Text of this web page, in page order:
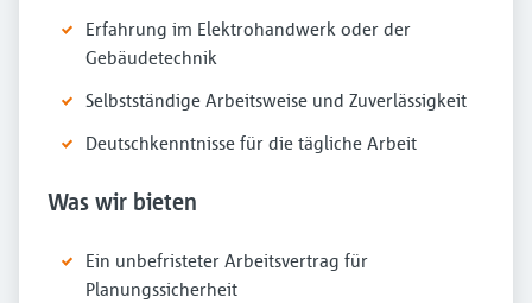
Erfahrung im Elektrohandwerk oder der
Gebäudetechnik
Selbstständige Arbeitsweise und Zuverlässigkeit
Deutschkenntnisse für die tägliche Arbeit
Was wir bieten
Ein unbefristeter Arbeitsvertrag für
Planungssicherheit